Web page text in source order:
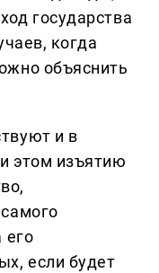
государства
когда
объяснить
и в
этом изъятию
его
если будет